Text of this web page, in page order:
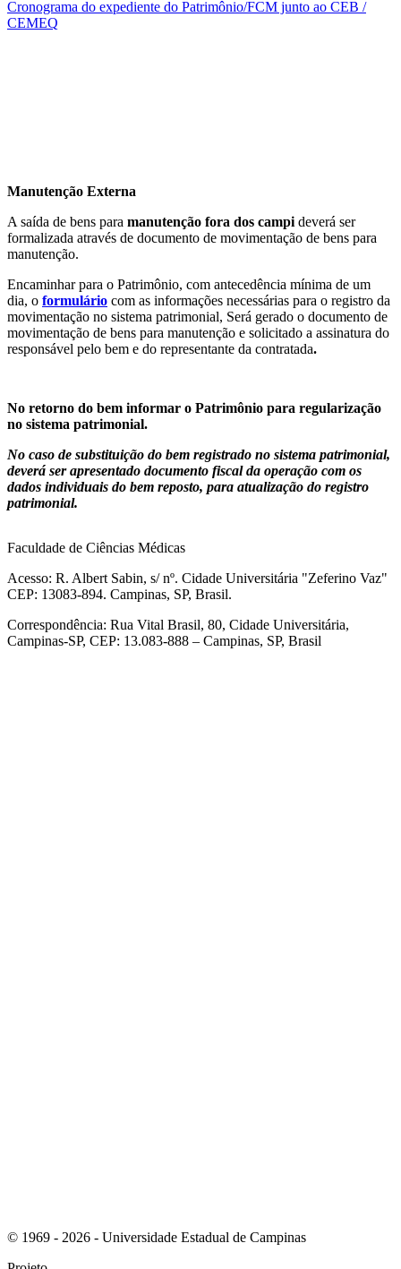
Cronograma do expediente do Patrimônio/FCM junto ao CEB /
CEMEQ
Manutenção Externa
A saída de bens para manutenção fora dos campi deverá ser
formalizada através de documento de movimentação de bens para
manutenção.
Encaminhar para o Patrimônio, com antecedência mínima de um
dia, o formulário com as informações necessárias para o registro da
movimentação no sistema patrimonial, Será gerado o documento de
movimentação de bens para manutenção e solicitado a assinatura do
responsável pelo bem e do representante da contratada.
No retorno do bem informar o Patrimônio para regularização
no sistema patrimonial.
No caso de substituição do bem registrado no sistema patrimonial,
deverá ser apresentado documento fiscal da operação com os
dados individuais do bem reposto, para atualização do registro
patrimonial.
Faculdade de Ciências Médicas
Acesso: R. Albert Sabin, s/ nº. Cidade Universitária "Zeferino Vaz"
CEP: 13083-894. Campinas, SP, Brasil.
Correspondência: Rua Vital Brasil, 80, Cidade Universitária,
Campinas-SP, CEP: 13.083-888 – Campinas, SP, Brasil
© 1969 - 2026 - Universidade Estadual de Campinas